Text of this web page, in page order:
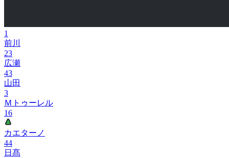
1
前川
23
広瀬
43
山田
3
Ｍトゥーレル
16
カエターノ
44
日髙